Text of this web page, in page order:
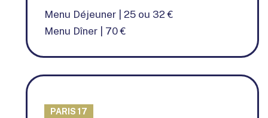
Menu Déjeuner | 25 ou 32 €
Menu Dîner | 70 €
PARIS 17